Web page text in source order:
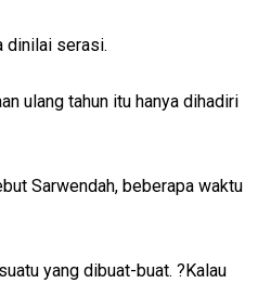
dinilai serasi.
ulang tahun itu hanya dihadiri
Sarwendah, beberapa waktu
yang dibuat-buat. ?Kalau